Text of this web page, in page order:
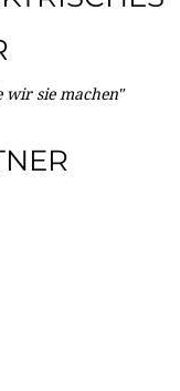
wir sie machen"